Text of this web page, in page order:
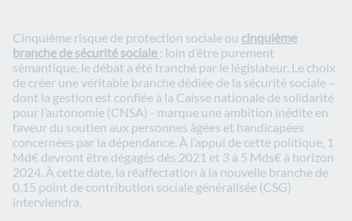
Cinquième risque de protection sociale ou cinquième
branche de sécurité sociale : loin d’être purement
sémantique, le débat a été tranché par le législateur. Le choix
de créer une véritable branche dédiée de la sécurité sociale –
dont la gestion est confiée à la Caisse nationale de solidarité
pour l’autonomie (CNSA) - marque une ambition inédite en
faveur du soutien aux personnes âgées et handicapées
concernées par la dépendance. À l’appui de cette politique, 1
Md€ devront être dégagés dès 2021 et 3 à 5 Mds€ à horizon
2024. À cette date, la réaffectation à la nouvelle branche de
0,15 point de contribution sociale généralisée (CSG)
interviendra.